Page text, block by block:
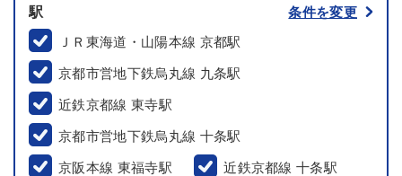
駅
条件を変更
ＪＲ東海道・山陽本線 京都駅
京都市営地下鉄烏丸線 九条駅
近鉄京都線 東寺駅
京都市営地下鉄烏丸線 十条駅
京阪本線 東福寺駅 近鉄京都線 十条駅